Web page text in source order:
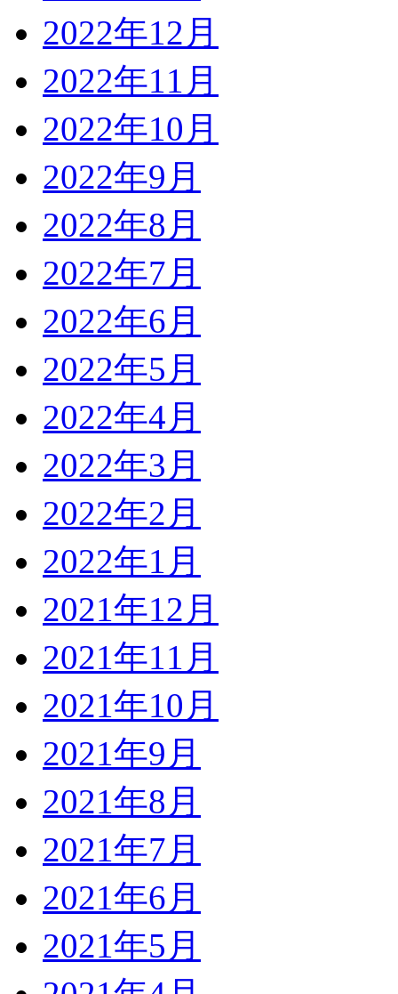
2022年12月
2022年11月
2022年10月
2022年9月
2022年8月
2022年7月
2022年6月
2022年5月
2022年4月
2022年3月
2022年2月
2022年1月
2021年12月
2021年11月
2021年10月
2021年9月
2021年8月
2021年7月
2021年6月
2021年5月